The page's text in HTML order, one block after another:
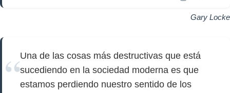
Gary Locke
Una de las cosas más destructivas que está
sucediendo en la sociedad moderna es que
estamos perdiendo nuestro sentido de los